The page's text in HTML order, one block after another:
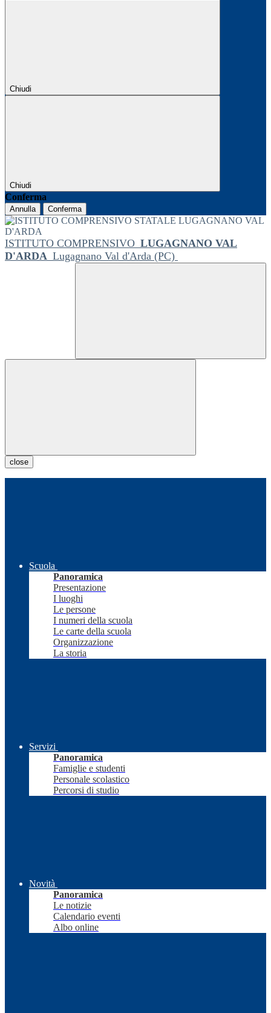
Chiudi
Chiudi
Conferma
Annulla Conferma
ISTITUTO COMPRENSIVO LUGAGNANO VAL
D'ARDA Lugagnano Val d'Arda (PC)
close
Scuola
Panoramica
Presentazione
I luoghi
Le persone
I numeri della scuola
Le carte della scuola
Organizzazione
La storia
Servizi
Panoramica
Famiglie e studenti
Personale scolastico
Percorsi di studio
Novità
Panoramica
Le notizie
Calendario eventi
Albo online